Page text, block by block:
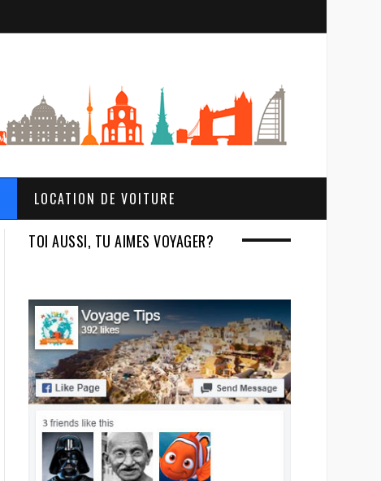
r
c
h
LOCATION DE VOITURE
TOI AUSSI, TU AIMES VOYAGER?